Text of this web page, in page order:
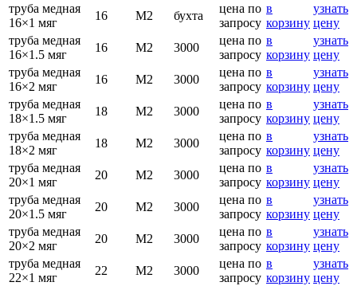
труба медная
16×1 мяг
16 М2 бухта
цена по
запросу
в
корзину
узнать
цену
труба медная
16×1.5 мяг
16 М2 3000
цена по
запросу
в
корзину
узнать
цену
труба медная
16×2 мяг
16 М2 3000
цена по
запросу
в
корзину
узнать
цену
труба медная
18×1.5 мяг
18 М2 3000
цена по
запросу
в
корзину
узнать
цену
труба медная
18×2 мяг
18 М2 3000
цена по
запросу
в
корзину
узнать
цену
труба медная
20×1 мяг
20 М2 3000
цена по
запросу
в
корзину
узнать
цену
труба медная
20×1.5 мяг
20 М2 3000
цена по
запросу
в
корзину
узнать
цену
труба медная
20×2 мяг
20 М2 3000
цена по
запросу
в
корзину
узнать
цену
труба медная
22×1 мяг
22 М2 3000
цена по
запросу
в
корзину
узнать
цену